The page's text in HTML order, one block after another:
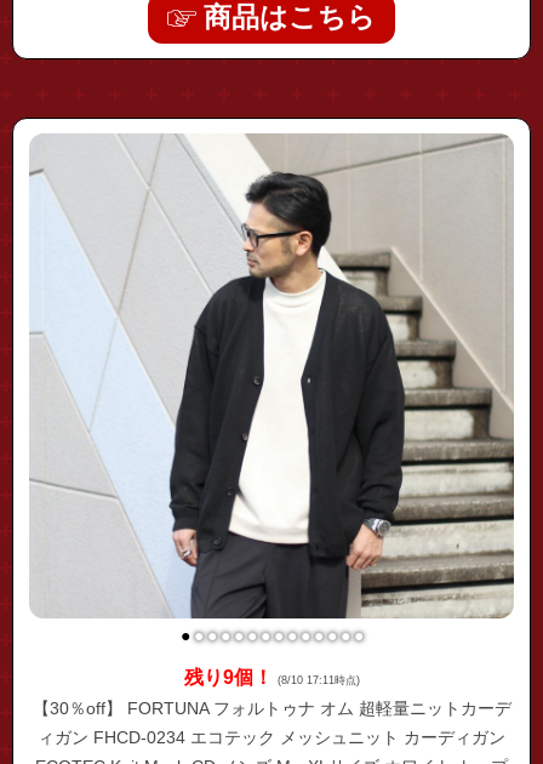
商品はこちら
"fhcd-0112"
●●●●●●●●●●●●●●
残り9個！ (8/10 17:11時点)
【30％off】 FORTUNA フォルトゥナ オム 超軽量ニットカーデ
ィガン FHCD-0234 エコテック メッシュニット カーディガン